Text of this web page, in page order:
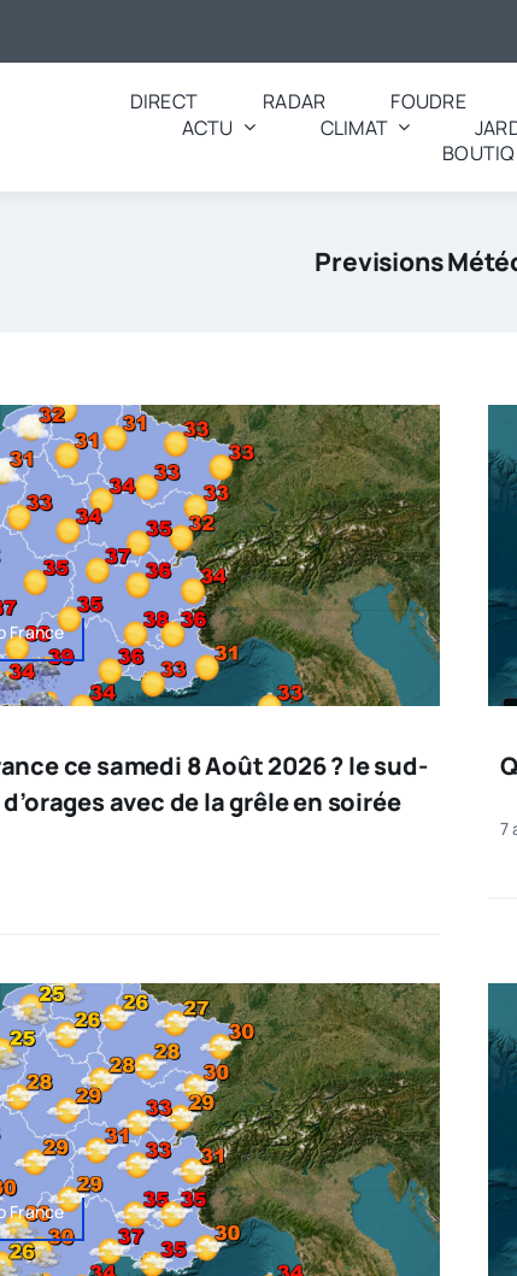
DIRECT RADAR FOUDRE
ACTU
CLIMAT
Previsions
France
ce samedi 8 Août 2026 ? le sud-
avec de la grêle en soirée
7
France